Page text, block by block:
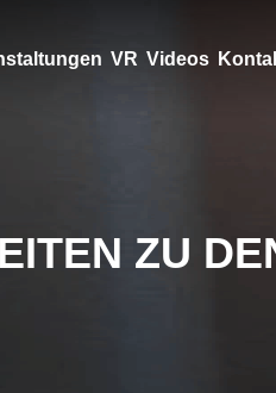
VR Videos
ZU